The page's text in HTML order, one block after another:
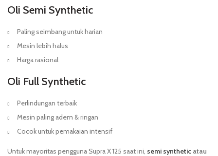
Oli Semi Synthetic
Paling seimbang untuk harian
Mesin lebih halus
Harga rasional
Oli Full Synthetic
Perlindungan terbaik
Mesin paling adem & ringan
Cocok untuk pemakaian intensif
Untuk mayoritas pengguna Supra X 125 saat ini, semi synthetic atau